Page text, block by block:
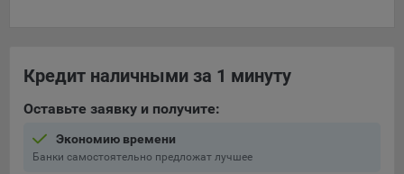
используются для обеспечения работы некоторых
предпочтений пользователя, в том числе имени
пользователя или выбора языка, и для предотвращения
повторных прохождений опросов пользователями.
Кредит наличными за 1 минуту
Оставьте заявку и получите:
Экономию времени
Банки самостоятельно предложат лучшее